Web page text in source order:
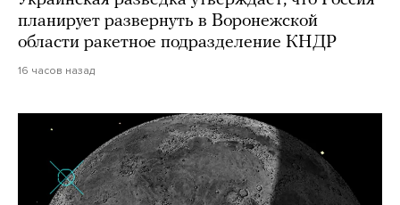
планирует развернуть в Воронежской
области ракетное подразделение КНДР
16 часов назад